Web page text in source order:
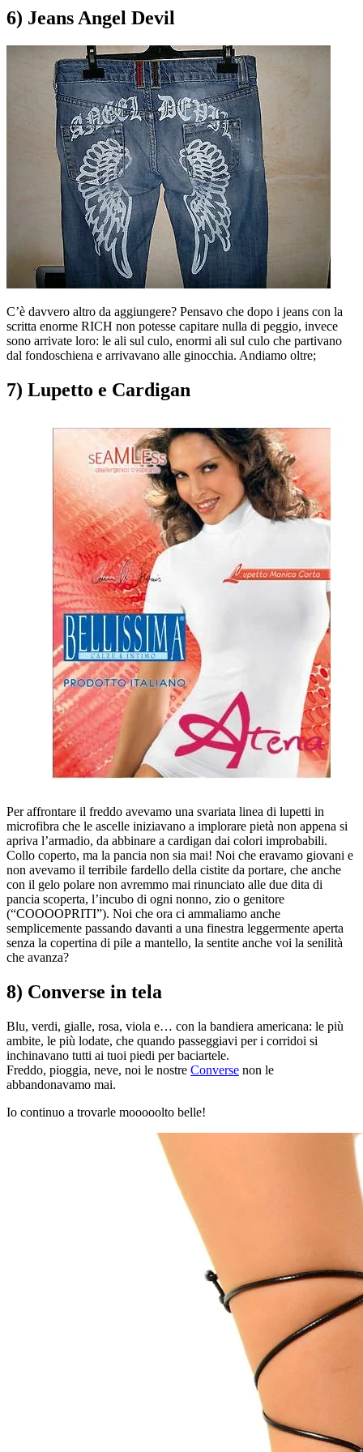
6) Jeans Angel Devil
C’è davvero altro da aggiungere? Pensavo che dopo i jeans con la
scritta enorme RICH non potesse capitare nulla di peggio, invece
sono arrivate loro: le ali sul culo, enormi ali sul culo che partivano
dal fondoschiena e arrivavano alle ginocchia. Andiamo oltre;
7) Lupetto e Cardigan
Per affrontare il freddo avevamo una svariata linea di lupetti in
microfibra che le ascelle iniziavano a implorare pietà non appena si
apriva l’armadio, da abbinare a cardigan dai colori improbabili.
Collo coperto, ma la pancia non sia mai! Noi che eravamo giovani e
non avevamo il terribile fardello della cistite da portare, che anche
con il gelo polare non avremmo mai rinunciato alle due dita di
pancia scoperta, l’incubo di ogni nonno, zio o genitore
(“COOOOPRITI”). Noi che ora ci ammaliamo anche
semplicemente passando davanti a una finestra leggermente aperta
senza la copertina di pile a mantello, la sentite anche voi la senilità
che avanza?
8) Converse in tela
Blu, verdi, gialle, rosa, viola e… con la bandiera americana: le più
ambite, le più lodate, che quando passeggiavi per i corridoi si
inchinavano tutti ai tuoi piedi per baciartele.
Freddo, pioggia, neve, noi le nostre Converse non le
abbandonavamo mai.
Io continuo a trovarle mooooolto belle!